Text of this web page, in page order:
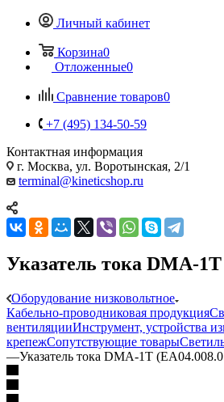
Личный кабинет
Корзина0
Отложенные0
Сравнение товаров0
+7 (495) 134-50-59
Контактная информация
г. Москва, ул. Воротынская, 2/1
terminal@kineticshop.ru
Указатель тока DMA-
Оборудование низковольтное
Кабельно-проводниковая продукция
вентиляцииИнструмент, устройства
крепежСопутствующие товары
—Указатель тока DMA-1T